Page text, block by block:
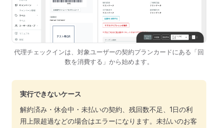
代理チェックインは、対象ユーザーの契約プランカードにある「回
数を消費する」から始めます。
実行できないケース
解約済み・休会中・未払いの契約、残回数不足、1日の利
用上限超過などの場合はエラーになります。未払いのお客